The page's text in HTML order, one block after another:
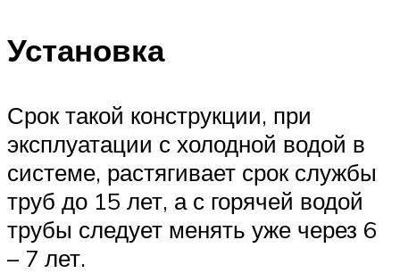
Установка
Срок такой конструкции, при
эксплуатации с холодной водой в
системе, растягивает срок службы
труб до 15 лет, а с горячей водой
трубы следует менять уже через 6
– 7 лет.